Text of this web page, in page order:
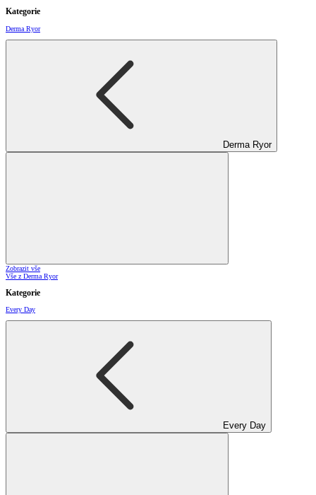
Kategorie
Derma Ryor
Derma Ryor
Zobrazit vše
Vše z Derma Ryor
Kategorie
Every Day
Every Day